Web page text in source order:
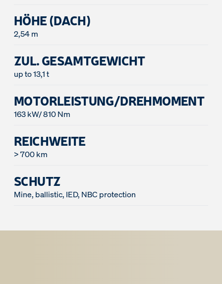
HÖHE (DACH)
2,54 m
ZUL. GESAMTGEWICHT
up to 13,1 t
MOTORLEISTUNG/DREHMOMENT
163 kW/ 810 Nm
REICHWEITE
> 700 km
SCHUTZ
Mine, ballistic, IED, NBC protection